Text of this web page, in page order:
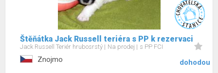
Štěňátka Jack Russell teriéra s PP k rezervaci
Jack Russell Teriér hrubosrstý Na prodej s PP FCI
Znojmo dohodou